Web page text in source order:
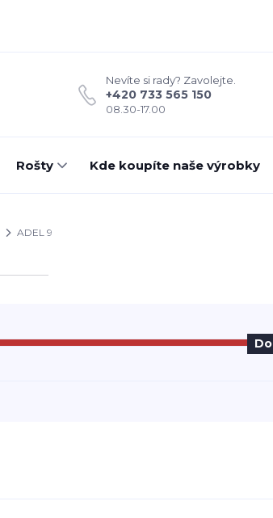
Nevíte si rady? Zavolejte.
+420 733 565 150
08.30-17.00
Rošty Kde koupíte naše výrobky
ADEL 9
Do